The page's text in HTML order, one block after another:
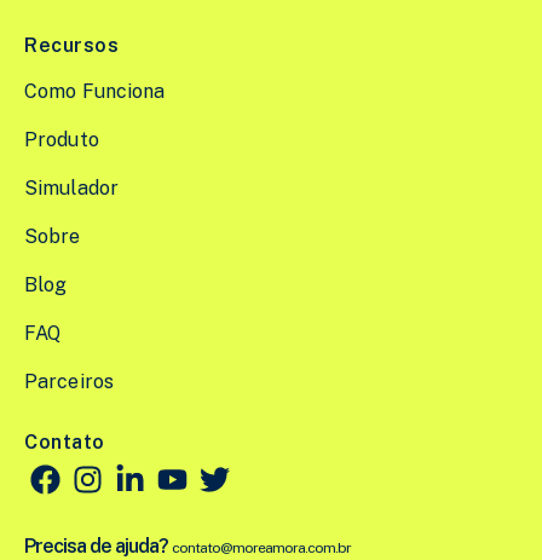
Recursos
Como Funciona
Produto
Simulador
Sobre
Blog
FAQ
Parceiros
Contato
Precisa de ajuda? contato@moreamora.com.br